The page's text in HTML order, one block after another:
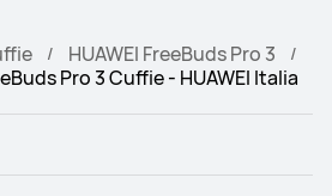
HUAWEI FreeBuds Pro 3
Pro 3 Cuffie - HUAWEI Italia